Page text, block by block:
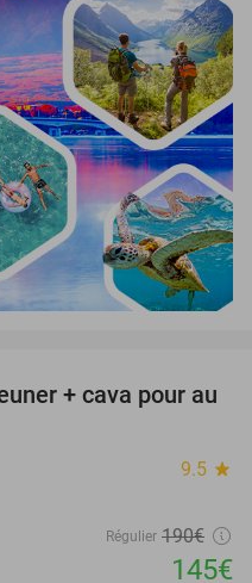
24%
+ cava pour au
9.5 star
Régulier 190€
145€